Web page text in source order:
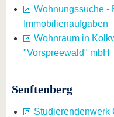
Wohnungssuche -
Immobilienaufgaben
Wohnraum in
"Vorspreewald" mbH
Senftenberg
Studierendenwerk